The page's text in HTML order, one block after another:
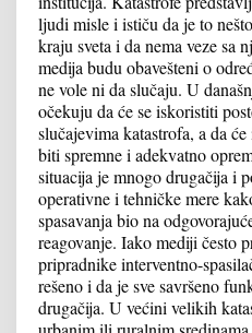
ljudi misle i ističu da je to
kraju sveta i da nema veze sa
medija budu obavešteni o
ne vole ni da slučaju. U
očekuju da će se iskoristiti
slučajevima katastrofa, a da
biti spremne i adekvatno
situacija je mnogo drugačija i
operativne i tehničke mere
spasavanja bio na
reagovanje. Iako mediji često
pripradnike interventno-
rešeno i da je sve savršeno
drugačija. U većini velikih